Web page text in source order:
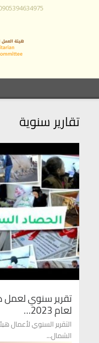
تقارير سنوية
تقرير سنوي لعمل
لعام 2023…
الشمال...